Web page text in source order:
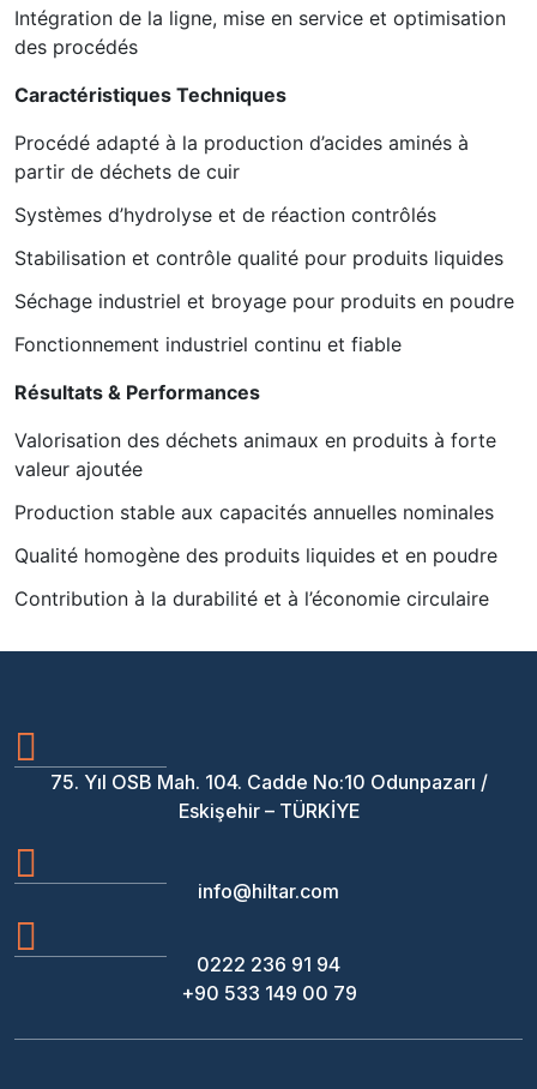
Intégration de la ligne, mise en service et optimisation
des procédés
Caractéristiques Techniques
Procédé adapté à la production d’acides aminés à
partir de déchets de cuir
Systèmes d’hydrolyse et de réaction contrôlés
Stabilisation et contrôle qualité pour produits liquides
Séchage industriel et broyage pour produits en poudre
Fonctionnement industriel continu et fiable
Résultats & Performances
Valorisation des déchets animaux en produits à forte
valeur ajoutée
Production stable aux capacités annuelles nominales
Qualité homogène des produits liquides et en poudre
Contribution à la durabilité et à l’économie circulaire
75. Yıl OSB Mah. 104. Cadde No:10 Odunpazarı /
Eskişehir – TÜRKİYE
info@hiltar.com
0222 236 91 94
+90 533 149 00 79